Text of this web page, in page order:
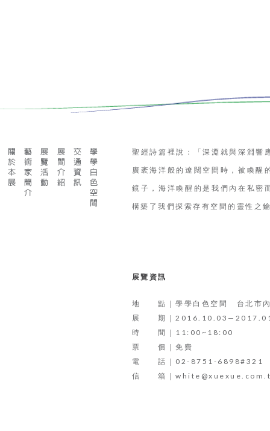
聖經詩篇裡說：「深淵就與深淵響
廣袤海洋般的遼闊空間時，被喚醒
鏡子，海洋喚醒的是我們內在私密
構築了我們探索存有空間的靈性之
展覽資訊
地 點｜學學白色空間 台北市內
展 期｜
時 間｜11:00~18:00
票 價｜免費
電 話｜ 02-8751-6898#321
信 箱｜